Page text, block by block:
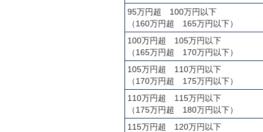
95万円超 100万円以下
（160万円超 165万円以下）
100万円超 105万円以下
（165万円超 170万円以下）
105万円超 110万円以下
（170万円超 175万円以下）
110万円超 115万円以下
（175万円超 180万円以下）
115万円超 120万円以下